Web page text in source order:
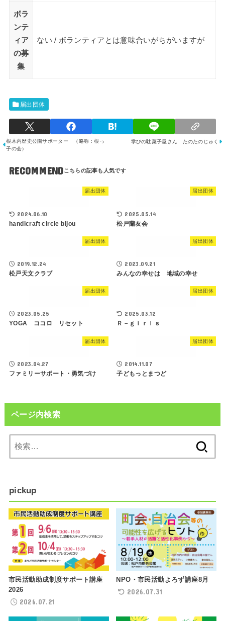
ボラ
ンテ
ィア
の募
集
ない / ボランティアとは意味合いがちがいますが
届出団体
根木内歴史公園サポーター （略称：根っ
子の会）
学びの駄菓子屋さん たのたのじゅく
RECOMMEND
届出団体
2024.06.10
handicraft circle bijou
届出団体
2025.05.14
松戸蘭友会
届出団体
2019.12.24
松戸天文クラブ
届出団体
2023.09.21
みんなの幸せは 地域の幸せ
届出団体
2023.05.25
YOGA ココロ リセット
届出団体
2025.03.12
Ｒ－ｇｉｒｌｓ
届出団体
2023.04.27
ファミリーサポート・勇気づけ
届出団体
2014.11.07
子どもっとまつど
ページ内検索
索:
pickup
市民活動助成制度サポート講座
2026
2026.07.21
NPO・市民活動よろず講座8月
2026.07.31